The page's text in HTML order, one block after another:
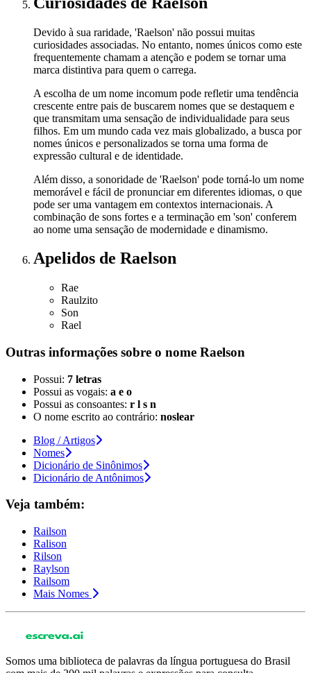
Devido à sua raridade, 'Raelson' não possui muitas
curiosidades associadas. No entanto, nomes únicos como este
frequentemente chamam a atenção e podem se tornar uma
marca distintiva para quem o carrega.
A escolha de um nome incomum pode refletir uma tendência
crescente entre pais de buscarem nomes que se destaquem e
que transmitam uma sensação de individualidade para seus
filhos. Em um mundo cada vez mais globalizado, a busca por
nomes únicos e personalizados se torna uma forma de
expressão cultural e de identidade.
Além disso, a sonoridade de 'Raelson' pode torná-lo um nome
memorável e fácil de pronunciar em diferentes idiomas, o que
pode ser uma vantagem em contextos internacionais. A
combinação de sons fortes e a terminação em 'son' conferem
ao nome uma sensação de modernidade e dinamismo.
Apelidos de Raelson
Rae
Raulzito
Son
Rael
Outras informações sobre o nome Raelson
Possui: 7 letras
Possui as vogais: a e o
Possui as consoantes: r l s n
O nome escrito ao contrário: noslear
Blog / Artigos
Nomes
Dicionário de Sinônimos
Dicionário de Antônimos
Veja também:
Railson
Ralison
Rilson
Raylson
Railsom
Mais Nomes
Somos uma biblioteca de palavras da língua portuguesa do Brasil